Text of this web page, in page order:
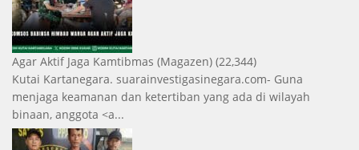
Agar Aktif Jaga Kamtibmas (Magazen) (22,344)
Kutai Kartanegara. suarainvestigasinegara.com- Guna
menjaga keamanan dan ketertiban yang ada di wilayah
binaan, anggota <a...